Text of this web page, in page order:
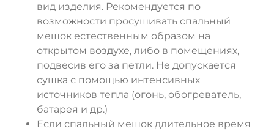
вид изделия. Рекомендуется по
возможности просушивать спальный
мешок естественным образом на
открытом воздухе, либо в помещениях,
подвесив его за петли. Не допускается
сушка с помощью интенсивных
источников тепла (огонь, обогреватель,
батарея и др.)
Если спальный мешок длительное время